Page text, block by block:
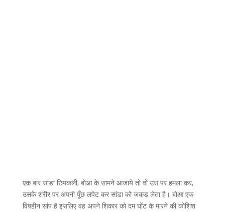
एक बार सांडा छिपकली, बोआ के सामने आजाये तो वो उस पर हमला कर,
उसके शरीर पर अपनी पूँछ लपेट कर सांडा को जकड लेता है। बोआ एक
विषहीन सांप है इसलिए वह अपने शिकार को दम घोंट के मारने की कोशिश